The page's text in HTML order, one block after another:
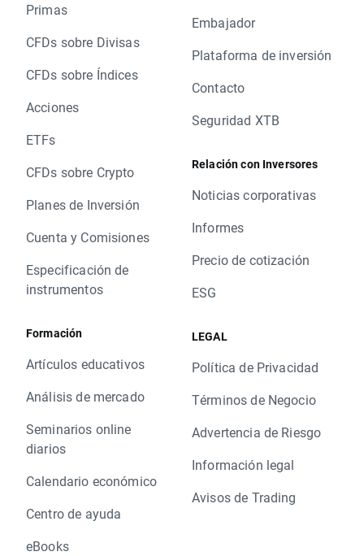
Primas
CFDs sobre Divisas
CFDs sobre Índices
Acciones
ETFs
CFDs sobre Crypto
Planes de Inversión
Cuenta y Comisiones
Especificación de
instrumentos
Formación
Artículos educativos
Análisis de mercado
Seminarios online
diarios
Calendario económico
Centro de ayuda
eBooks
Embajador
Plataforma de inversión
Contacto
Seguridad XTB
Relación con Inversores
Noticias corporativas
Informes
Precio de cotización
ESG
LEGAL
Política de Privacidad
Términos de Negocio
Advertencia de Riesgo
Información legal
Avisos de Trading